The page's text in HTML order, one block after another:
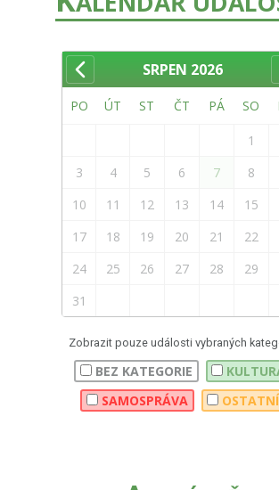
SRPEN 2026
PO ÚT ST ČT PÁ SO
1
3
4 5 6 7 8
10
11 12 13 14 15
17
18 19 20 21 22
24
25 26 27 28 29
31
Zobrazit pouze události vybraných
BEZ KATEGORIE
SAMOSPRÁVA
OSTATNÍ